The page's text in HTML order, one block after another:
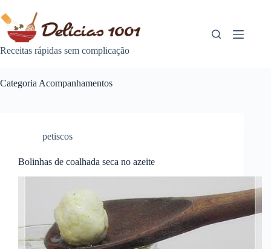
para
conteúdo
Receitas rápidas sem complicação
Categoria Acompanhamentos
petiscos
Bolinhas de coalhada seca no azeite